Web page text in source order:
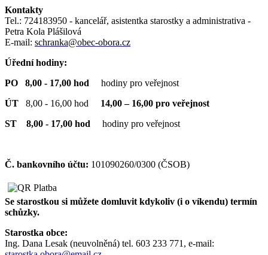
Kontakty
Tel.: 724183950 - kancelář, asistentka starostky a administrativa -
Petra Kola Plášilová
E-mail: schranka@obec-obora.cz
Úřední hodiny:
PO 8,00 - 17,00 hod hodiny pro veřejnost
ÚT
8,00 - 16,00 hod
14,00 – 16,00 pro veřejnost
ST 8,00 - 17,00 hod hodiny pro veřejnost
Č. bankovního účtu: 101090260/0300 (ČSOB)
Se starostkou si můžete domluvit kdykoliv (i o víkendu) termín
schůzky.
Starostka obce:
Ing. Dana Lesak (neuvolněná) tel. 603 233 771, e-mail: